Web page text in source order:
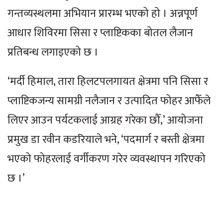
गन्तव्यस्थलमा अभियान प्रारम्भ भएको हो । अन्नपूर्ण
आधार शिविरमा सिसा र प्लाष्टिकका बोतल लैजान
प्रतिबन्ध लगाइएको छ ।
‘मर्दी हिमाल, तारा हिलटपलगायत क्षेत्रमा पनि सिसा र
प्लाष्टिकजन्य सामग्री नलैजान र उत्पादित फोहर आफैँले
लिएर आउन पर्यटकलाई आग्रह गरेका छौँ,’ आयोजना
प्रमुख डा रवीन कडरियाले भने, ‘पदमार्ग र बस्ती क्षेत्रमा
भएको फोहरलाई वर्गीकरण गरेर व्यवस्थापन गरिएको
छ ।’